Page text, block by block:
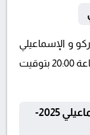
من نادى فاركو و الإسماعيلي
فى بطولة الدوري المصري فى تمام الساعة 20:00 بتوقيت
معلومات عن مباراة فاركو و الإسماعيلي 2025-